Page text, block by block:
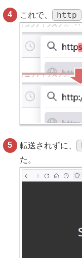
これで、 http
転送されずに、
た。